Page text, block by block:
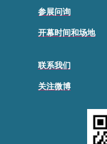
参展问询
开幕时间和场地
联系我们
关注微博